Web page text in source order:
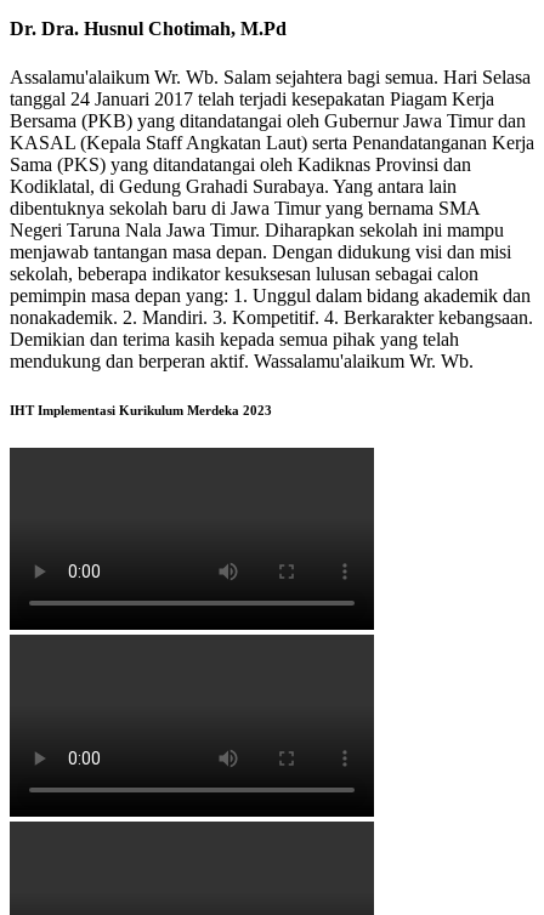
Dr. Dra. Husnul Chotimah, M.Pd
Assalamu'alaikum Wr. Wb. Salam sejahtera bagi semua. Hari Selasa
tanggal 24 Januari 2017 telah terjadi kesepakatan Piagam Kerja
Bersama (PKB) yang ditandatangai oleh Gubernur Jawa Timur dan
KASAL (Kepala Staff Angkatan Laut) serta Penandatanganan Kerja
Sama (PKS) yang ditandatangai oleh Kadiknas Provinsi dan
Kodiklatal, di Gedung Grahadi Surabaya. Yang antara lain
dibentuknya sekolah baru di Jawa Timur yang bernama SMA
Negeri Taruna Nala Jawa Timur. Diharapkan sekolah ini mampu
menjawab tantangan masa depan. Dengan didukung visi dan misi
sekolah, beberapa indikator kesuksesan lulusan sebagai calon
pemimpin masa depan yang: 1. Unggul dalam bidang akademik dan
nonakademik. 2. Mandiri. 3. Kompetitif. 4. Berkarakter kebangsaan.
Demikian dan terima kasih kepada semua pihak yang telah
mendukung dan berperan aktif. Wassalamu'alaikum Wr. Wb.
IHT Implementasi Kurikulum Merdeka 2023